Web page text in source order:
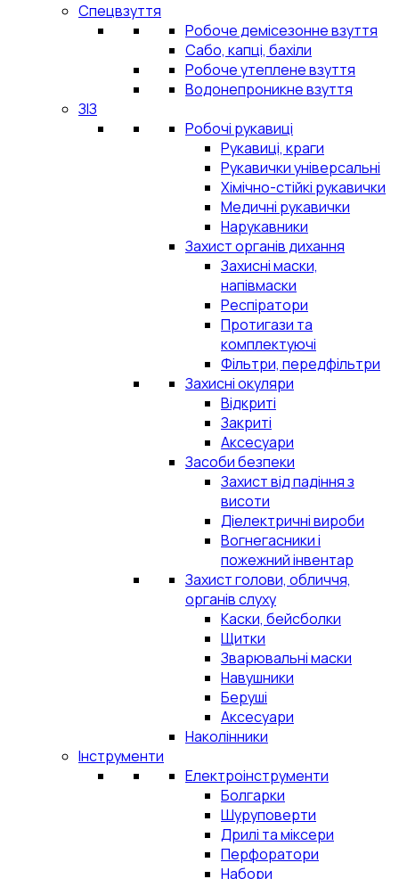
Спецвзуття
Робоче демісезонне взуття
Сабо, капці, бахіли
Робоче утеплене взуття
Водонепроникне взуття
ЗІЗ
Робочі рукавиці
Рукавиці, краги
Рукавички універсальні
Хімічно-стійкі рукавички
Медичні рукавички
Нарукавники
Захист органів дихання
Захисні маски,
напівмаски
Респіратори
Протигази та
комплектуючі
Фільтри, передфільтри
Захисні окуляри
Відкриті
Закриті
Аксесуари
Засоби безпеки
Захист від падіння з
висоти
Діелектричні вироби
Вогнегасники і
пожежний інвентар
Захист голови, обличчя,
органів слуху
Каски, бейсболки
Щитки
Зварювальні маски
Навушники
Беруші
Аксесуари
Наколінники
Інструменти
Електроінструменти
Болгарки
Шуруповерти
Дрилі та міксери
Перфоратори
Набори